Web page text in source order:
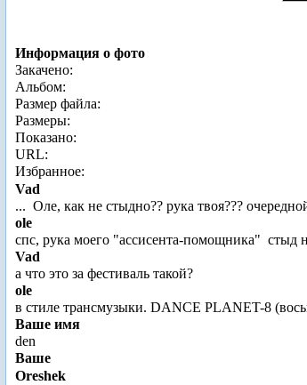
Информация о фото
Закачено:
Альбом:
Размер файла:
Размеры:
Показано:
URL:
Избранное:
Vad
... Оле, как не стыдно?? рука твоя???
ole
спс, рука моего "ассисента-помощника" стыд
Vad
а что это за фестиваль такой?
ole
в стиле трансмузыки. DANCE PLANET-8
Ваше имя
den
Ваше
Oreshek